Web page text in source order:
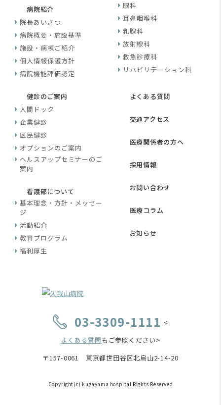
病院紹介
院長あいさつ
病院概要・施設基準
施設・病棟ご紹介
個人情報保護方針
病院機能評価認定
眼科
耳鼻咽喉科
乳腺科
放射線科
救急診療科
リハビリテーション科
健診のご案内
人間ドック
企業健診
区民健診
オプションのご案内
ヘルスアップセミナーのご
案内
看護部について
基本理念・方針・メッセー
ジ
活動紹介
教育プログラム
福利厚生
よくある質問
交通アクセス
医療関係者の方へ
採用情報
お問い合わせ
医療コラム
お知らせ
03-3309-1111 <
よくある質問もご参照ください>
〒157-0061 東京都世田谷区北烏山2-14-20
Copyright(c) kugayama hospital Rights Reserved